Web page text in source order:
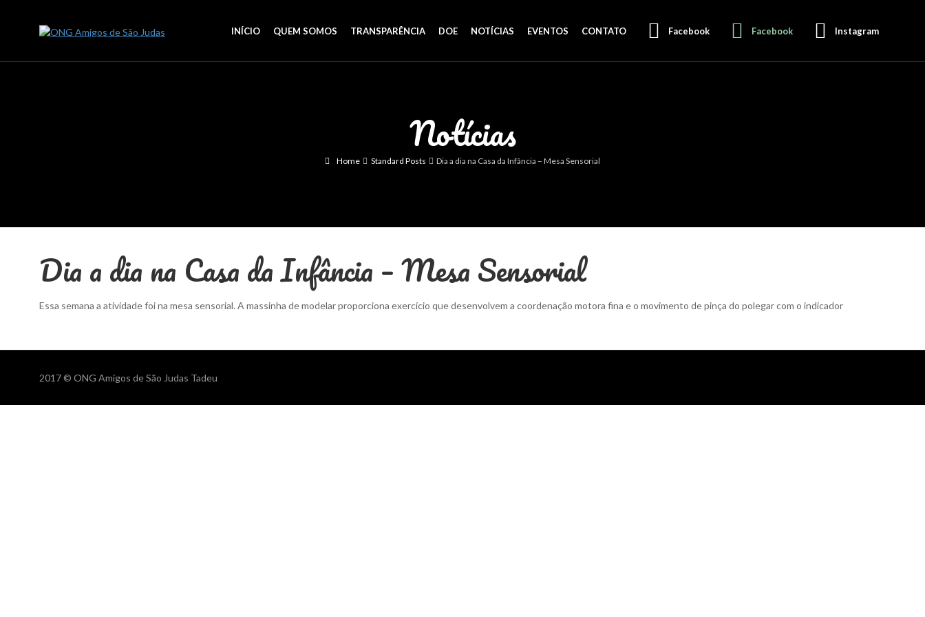
INÍCIO QUEM SOMOS TRANSPARÊNCIA DOE NOTÍCIAS EVENTOS CONTATO Facebook Facebook Instagram
Notícias
Home Standard Posts Dia a dia na Casa da Infância – Mesa Sensorial
Dia a dia na Casa da Infância – Mesa Sensorial
Essa semana a atividade foi na mesa sensorial. A massinha de modelar proporciona exercício que desenvolvem a coordenação motora fina e o movimento de pinça do polegar com o indicador
2017 © ONG Amigos de São Judas Tadeu